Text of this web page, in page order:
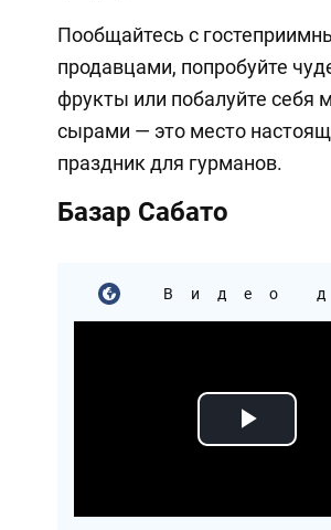
Пообщайтесь с
продавцами, попробуйте
фрукты или побалуйте себя
сырами — это место
праздник для гурманов.
Базар Сабато
Видео
Play